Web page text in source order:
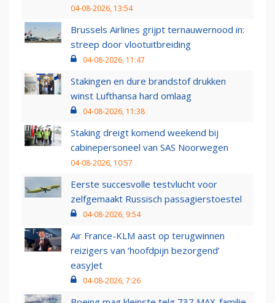
04-08-2026, 13:54
Brussels Airlines grijpt ternauwernood in:
streep door vlootuitbreiding
04-08-2026, 11:47
Stakingen en dure brandstof drukken
winst Lufthansa hard omlaag
04-08-2026, 11:38
Staking dreigt komend weekend bij
cabinepersoneel van SAS Noorwegen
04-08-2026, 10:57
Eerste succesvolle testvlucht voor
zelfgemaakt Russisch passagierstoestel
04-08-2026, 9:54
Air France-KLM aast op terugwinnen
reizigers van ‘hoofdpijn bezorgend’
easyJet
04-08-2026, 7:26